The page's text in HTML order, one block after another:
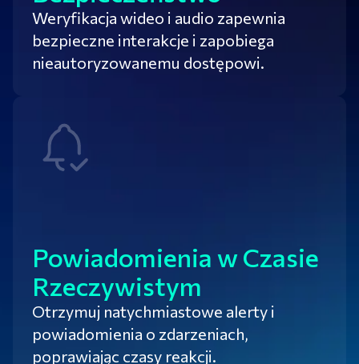
Weryfikacja wideo i audio zapewnia
bezpieczne interakcje i zapobiega
nieautoryzowanemu dostępowi.
Powiadomienia w Czasie
Rzeczywistym
Otrzymuj natychmiastowe alerty i
powiadomienia o zdarzeniach,
poprawiając czasy reakcji.